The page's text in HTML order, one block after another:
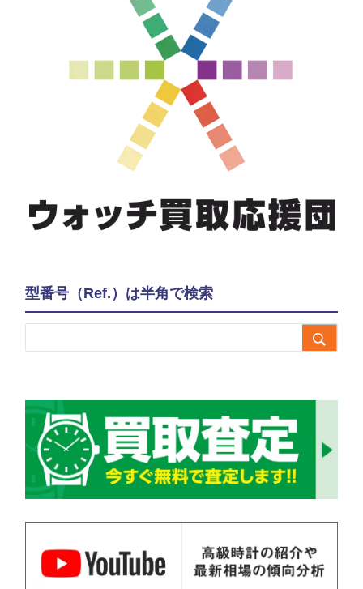
型番号（Ref.）は半角で検索
